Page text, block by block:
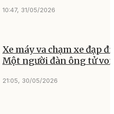
10:47, 31/05/2026
Xe máy va chạm xe đạp
Một người đàn ông tử
21:05, 30/05/2026